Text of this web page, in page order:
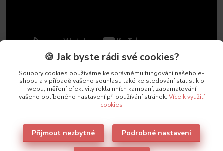
Parametry
Výrobce Leilieve
🍪 Jak byste rádi své cookies?
Soubory cookies používáme ke správnému fungování našeho e-
shopu a v případě vašeho souhlasu také ke sledování statistik o
webu, měření efektivity reklamních kampaní, zapamatování
vašeho oblíbeného nastavení při používání stránek. Více k využití
cookies
Přijmout nezbytné Podrobné nastavení